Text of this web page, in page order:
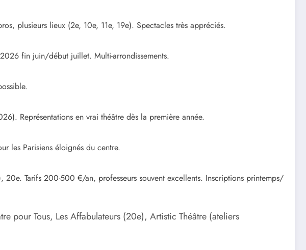
plusieurs lieux (2e, 10e, 11e, 19e). Spectacles très appréciés.
fin juin/début juillet. Multi-arrondissements.
Représentations en vrai théâtre dès la première année.
les Parisiens éloignés du centre.
Tarifs 200-500 €/an, professeurs souvent excellents. Inscriptions printemps/
pour Tous, Les Affabulateurs (20e), Artistic Théâtre (ateliers